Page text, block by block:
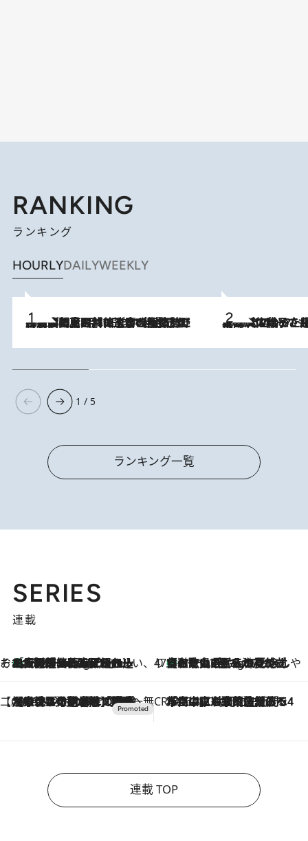
RANKING
ランキング
HOURLYDAILYWEEKLY
2026.8.8
「最後に見られてよかった」上野動物園の東園パンダ舎が解体前に特別公開。8月16日まで延長されたパネル展と共に辿る“半世紀”のパンダ飼育《解体工事の図面あり》 2026.8.5
【阿川佐和子さんの年とる力】なぜ70代で始めた趣味は“こんなに楽しい”のか？ ピアノ、俳句…スランプに陥っても続けられる“ある秘訣”とは
1 / 5
ランキング一覧
SERIES
連載
そおだよおこの関西おいしい、おやつ紀行
11 Hours Ago
［大阪府箕面市］一皿一皿目の前で仕上げられる、料理を巧みに組み込んだアシェットデセールコース「ミチル アシェット デセール（Michiru assiette dessert）」 47都道府県の手みやげ ひんやりスイーツで夏を満喫
11 Hours Ago
【和歌山県】この夏絶対食べたい 冷やしておいしいおやつ3選 みかんがごろっと丸ごと入ったジュレ
【CREA×星野リゾート】唯一無二。癒しと発見が待つ場所へ
2026.8.7
【トンボの足水浴】ヒノキの香りに包まれて涼感マックス！約13℃の湧水かけ流しを避暑地「星野温泉 トンボの湯」で体験 CREA'S CHOICE
2026.8.7
「立川にも歌舞伎があるんだよ」 片岡仁左衛門・市川中車ら豪華座組みで4年目の立川立飛歌舞伎へ
連載 TOP